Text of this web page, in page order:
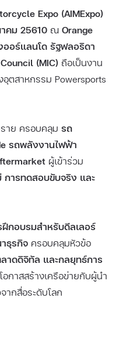
Expo (AIMExpo)
คม 25610 ณ Orange
ออร์แลนโด รัฐฟลอริดา
(MIC) ถือเป็นงาน
ตสาหกรรม Powersports
าย ครอบคลุม รถ
รถพลังงานไฟฟ้า
ผู้เข้าร่วม
การทดสอบขับจริง และ
ฝึกอบรมสำหรับดีลเลอร์
ธุรกิจ ครอบคลุมหัวข้อ
าดดิจิทัล และกลยุทธ์การ
กาสสร้างเครือข่ายกับผู้นำ
ากสื่อระดับโลก